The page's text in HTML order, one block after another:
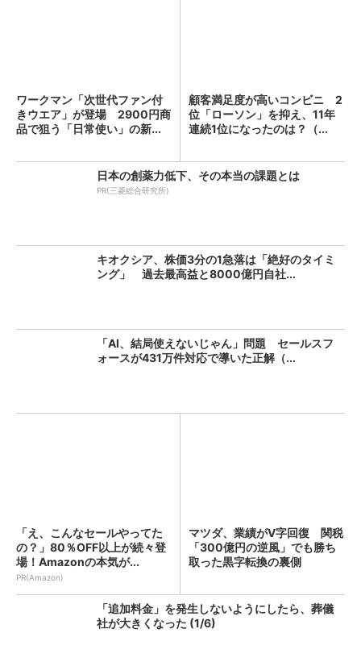
ワークマン「次世代ファン付
きウエア」が登場 2900円商
品で狙う「日常使い」の新...
顧客満足度が高いコンビニ 2
位「ローソン」を抑え、11年
連続1位になったのは？（...
日本の創薬力低下、その本当の課題とは
PR(三菱総合研究所)
キオクシア、株価3分の1急落は「絶好のタイミ
ング」 過去最高益と8000億円自社...
「AI、結局使えないじゃん」問題 セールスフ
ォースが431万件対応で導いた正解（...
「え、こんなセールやってた
の？」80％OFF以上が続々登
場！Amazonの本気が...
PR(Amazon)
マツダ、業績がV字回復 関税
「300億円の逆風」でも勝ち
取った黒字転換の裏側
「追加料金」を発生しないようにしたら、葬儀
社が大きくなった (1/6)